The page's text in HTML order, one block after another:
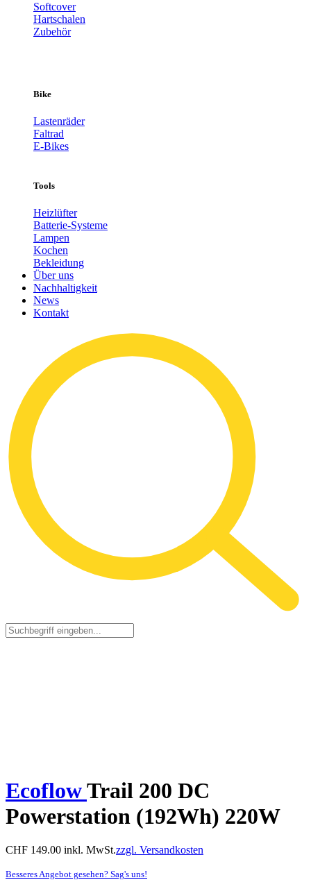
Softcover
Hartschalen
Zubehör
Bike
Lastenräder
Faltrad
E-Bikes
Tools
Heizlüfter
Batterie-Systeme
Lampen
Kochen
Bekleidung
Über uns
Nachhaltigkeit
News
Kontakt
EcoflowTrail 200 DC
Powerstation (192Wh) 220W
CHF 149.00 inkl. MwSt.zzgl. Versandkosten
Besseres Angebot gesehen? Sag's uns!